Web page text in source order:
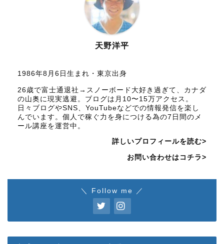
天野洋平
1986年8月6日生まれ・東京出身
26歳で富士通退社→スノーボード大好き過ぎて、カナダ
の山奥に現実逃避。ブログは月10〜15万アクセス。
日々ブログやSNS、YouTubeなどでの情報発信を楽し
んでいます。個人で稼ぐ力を身につける為の7日間のメ
ール講座を運営中。
詳しいプロフィールを読む>
お問い合わせはコチラ>
＼ Follow me ／